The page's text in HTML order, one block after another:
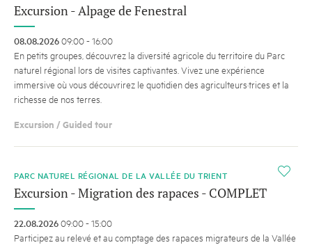
Excursion - Alpage de Fenestral
08.08.202609:00 - 16:00
En petits groupes, découvrez la diversité agricole du territoire du Parc
naturel régional lors de visites captivantes. Vivez une expérience
immersive où vous découvrirez le quotidien des agriculteurs·trices et la
richesse de nos terres.
Excursion / Guided tour
i
PARC NATUREL RÉGIONAL DE LA VALLÉE DU TRIENT
Excursion - Migration des rapaces - COMPLET
22.08.202609:00 - 15:00
Participez au relevé et au comptage des rapaces migrateurs de la Vallée